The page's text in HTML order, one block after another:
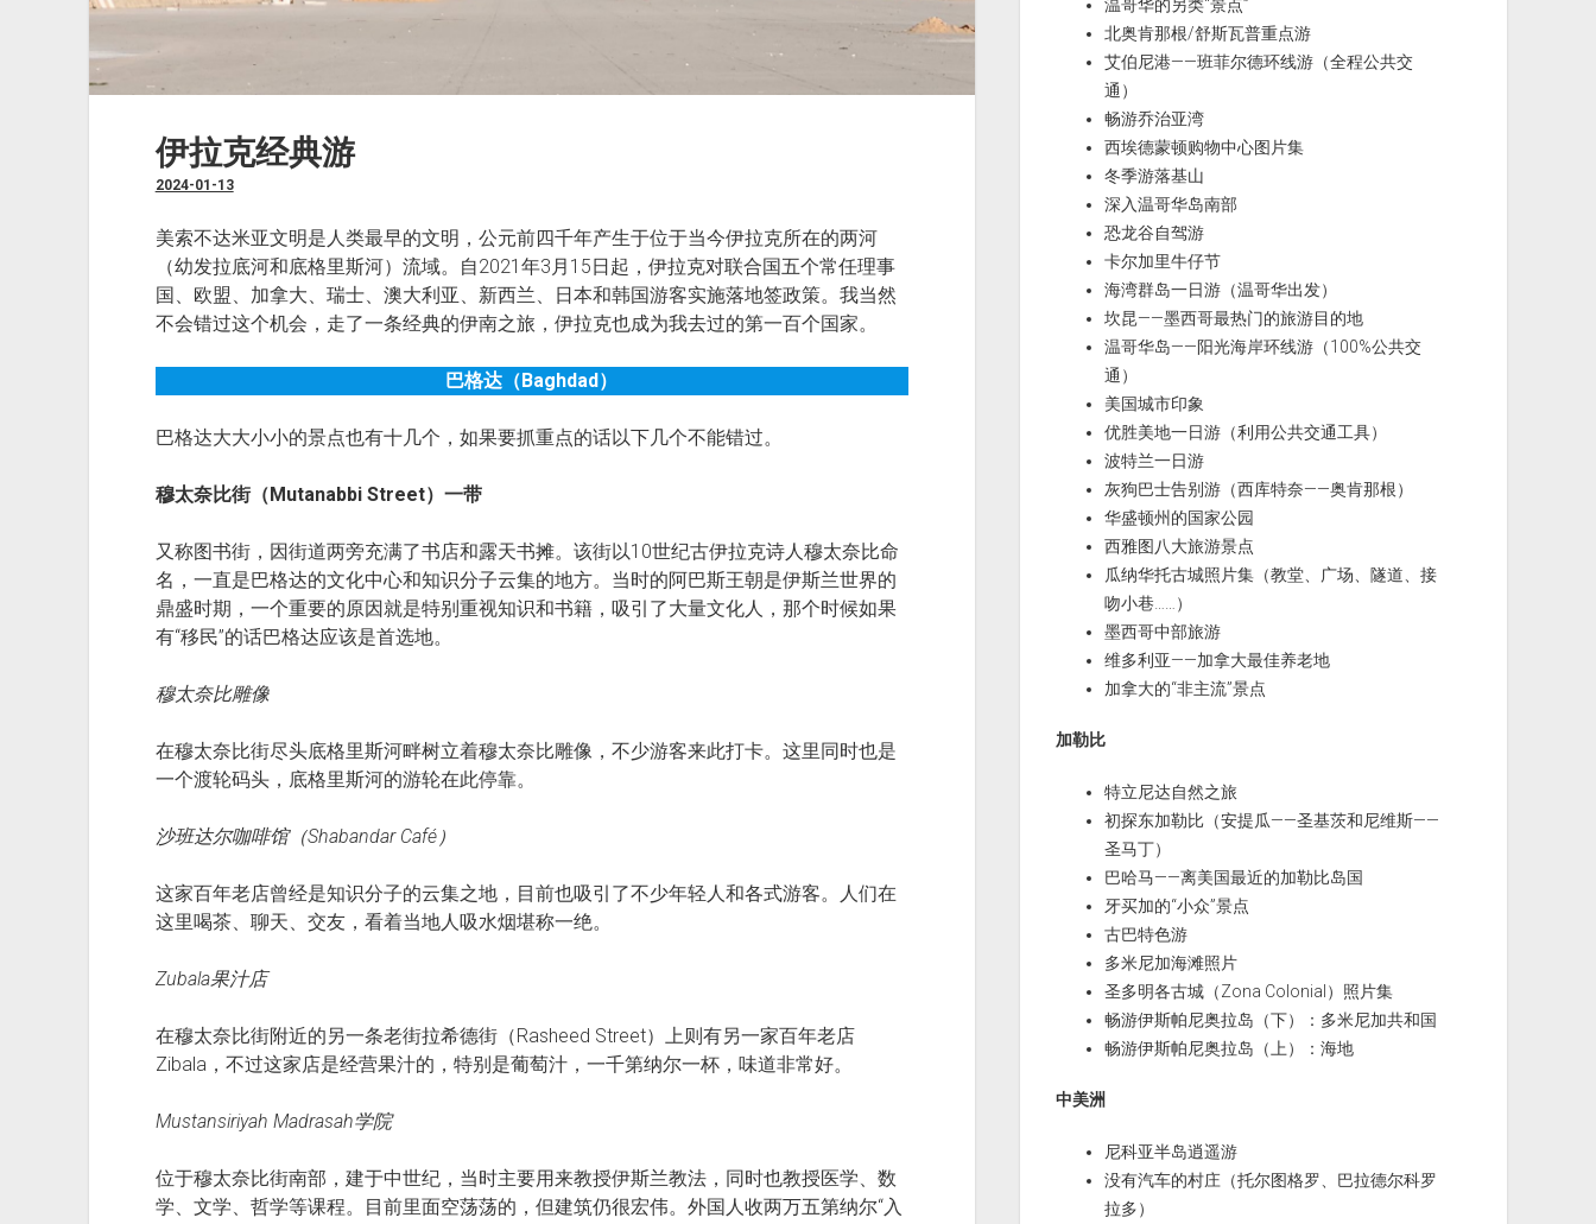
伊拉克经典游
2024-01-13
美索不达米亚文明是人类最早的文明，公元前四千年产生于位于当今伊拉克所在的两河
（幼发拉底河和底格里斯河）流域。自2021年3月15日起，伊拉克对联合国五个常任理事
国、欧盟、加拿大、瑞士、澳大利亚、新西兰、日本和韩国游客实施落地签政策。我当然
不会错过这个机会，走了一条经典的伊南之旅，伊拉克也成为我去过的第一百个国家。
巴格达（Baghdad）
巴格达大大小小的景点也有十几个，如果要抓重点的话以下几个不能错过。
穆太奈比街（Mutanabbi Street）一带
又称图书街，因街道两旁充满了书店和露天书摊。该街以10世纪古伊拉克诗人穆太奈比命
名，一直是巴格达的文化中心和知识分子云集的地方。当时的阿巴斯王朝是伊斯兰世界的
鼎盛时期，一个重要的原因就是特别重视知识和书籍，吸引了大量文化人，那个时候如果
有“移民”的话巴格达应该是首选地。
穆太奈比雕像
在穆太奈比街尽头底格里斯河畔树立着穆太奈比雕像，不少游客来此打卡。这里同时也是
一个渡轮码头，底格里斯河的游轮在此停靠。
沙班达尔咖啡馆（Shabandar Café）
这家百年老店曾经是知识分子的云集之地，目前也吸引了不少年轻人和各式游客。人们在
这里喝茶、聊天、交友，看着当地人吸水烟堪称一绝。
Zubala果汁店
在穆太奈比街附近的另一条老街拉希德街（Rasheed Street）上则有另一家百年老店
Zibala，不过这家店是经营果汁的，特别是葡萄汁，一千第纳尔一杯，味道非常好。
Mustansiriyah Madrasah学院
位于穆太奈比街南部，建于中世纪，当时主要用来教授伊斯兰教法，同时也教授医学、数
学、文学、哲学等课程。目前里面空荡荡的，但建筑仍很宏伟。外国人收两万五第纳尔“入
温哥华的另类“景点”
北奥肯那根/舒斯瓦普重点游
艾伯尼港——班菲尔德环线游（全程公共交
通）
畅游乔治亚湾
西埃德蒙顿购物中心图片集
冬季游落基山
深入温哥华岛南部
恐龙谷自驾游
卡尔加里牛仔节
海湾群岛一日游（温哥华出发）
坎昆——墨西哥最热门的旅游目的地
温哥华岛——阳光海岸环线游（100%公共交
通）
美国城市印象
优胜美地一日游（利用公共交通工具）
波特兰一日游
灰狗巴士告别游（西库特奈——奥肯那根）
华盛顿州的国家公园
西雅图八大旅游景点
瓜纳华托古城照片集（教堂、广场、隧道、接
吻小巷……）
墨西哥中部旅游
维多利亚——加拿大最佳养老地
加拿大的“非主流”景点
加勒比
特立尼达自然之旅
初探东加勒比（安提瓜——圣基茨和尼维斯——
圣马丁）
巴哈马——离美国最近的加勒比岛国
牙买加的“小众”景点
古巴特色游
多米尼加海滩照片
圣多明各古城（Zona Colonial）照片集
畅游伊斯帕尼奥拉岛（下）：多米尼加共和国
畅游伊斯帕尼奥拉岛（上）：海地
中美洲
尼科亚半岛逍遥游
没有汽车的村庄（托尔图格罗、巴拉德尔科罗
拉多）